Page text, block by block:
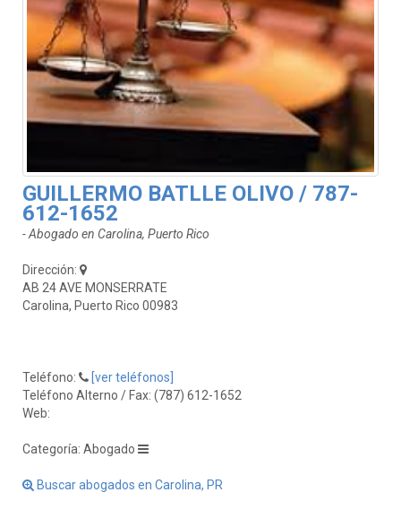
GUILLERMO BATLLE OLIVO / 787-
612-1652
- Abogado en Carolina, Puerto Rico
Dirección:
AB 24 AVE MONSERRATE
Carolina, Puerto Rico 00983
Teléfono:
[ver teléfonos]
Teléfono Alterno / Fax: (787) 612-1652
Web:
Categoría: Abogado
Buscar abogados en Carolina, PR